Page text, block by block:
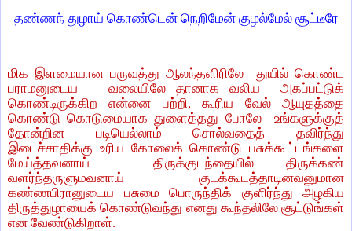
தண்ணந் துழாய் கொண்டென் நெறிமேன் குழல்மேல் சூட்டீரே
மிக இளமையான பருவத்து ஆலந்தளிரிலே துயில் கொண்ட
பராமனுடைய வலையிலே தானாக வலிய அகப்பட்டுக்
கொண்டிருக்கிற என்னை பற்றி, கூரிய வேல் ஆயுதத்தை
கொண்டு கொடுமையாக துளைத்தது போலே உங்களுக்குத்
தோன்றின படியெல்லாம் சொல்வதைத் தவிர்ந்து
இடைச்சாதிக்கு உரிய கோலைக் கொண்டு பசுக்கூட்டங்களை
மேய்த்தவனாய் திருக்குடந்தையில் திருக்கண்
வளர்ந்தருளுமவனாய் குடக்கூடத்தாடினவனுமான
கண்ணபிரானுடைய பசுமை பொருந்திக் குளிர்ந்து அழகிய
திருத்துழாயைக் கொண்டுவந்து எனது கூந்தலிலே சூட்டுங்கள்
என வேண்டுகிறாள்.